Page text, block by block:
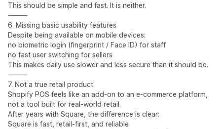
This should be simple and fast. It is neither.
⸻
6. Missing basic usability features
Despite being available on mobile devices:
no biometric login (fingerprint / Face ID) for staff
no fast user switching for sellers
This makes daily use slower and less secure than it should be.
⸻
7. Not a true retail product
Shopify POS feels like an add-on to an e-commerce platform,
not a tool built for real-world retail.
After years with Square, the difference is clear:
Square is fast, retail-first, and reliable